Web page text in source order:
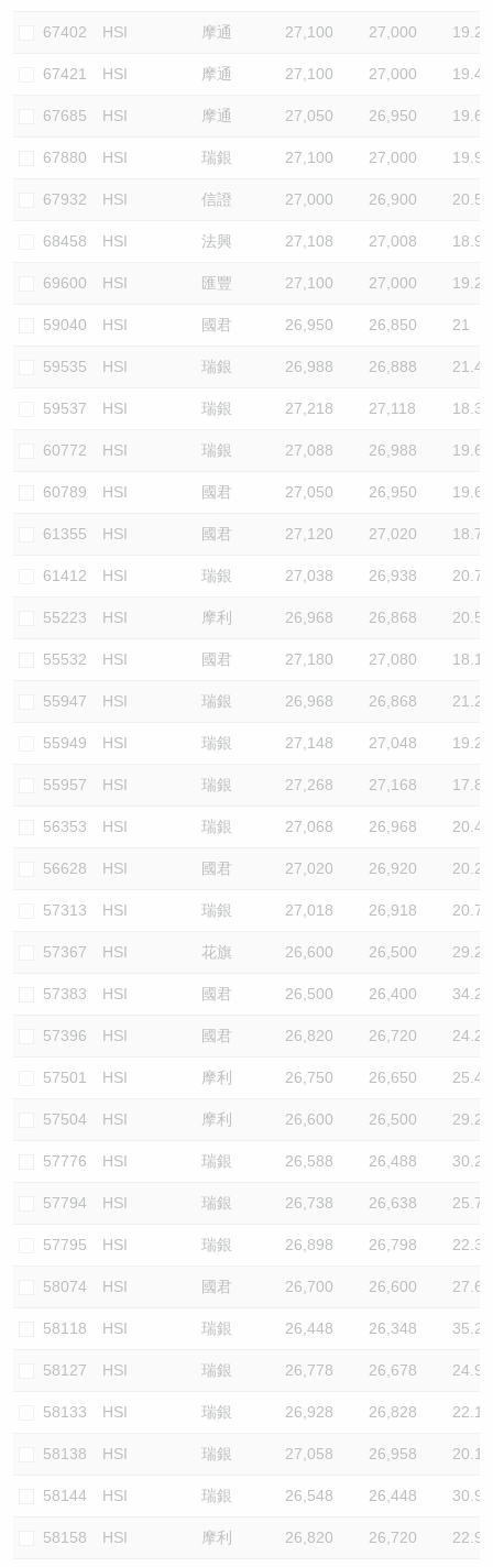
67402 HSI 摩通 27,100 27,000 19.2
67421 HSI 摩通 27,100 27,000 19.4
67685 HSI 摩通 27,050 26,950 19.6
67880 HSI 瑞銀 27,100 27,000 19.9
67932 HSI 信證 27,000 26,900 20.5
68458 HSI 法興 27,108 27,008 18.9
69600 HSI 匯豐 27,100 27,000 19.2
59040 HSI 國君 26,950 26,850 21
59535 HSI 瑞銀 26,988 26,888 21.4
59537 HSI 瑞銀 27,218 27,118 18.3
60772 HSI 瑞銀 27,088 26,988 19.6
60789 HSI 國君 27,050 26,950 19.6
61355 HSI 國君 27,120 27,020 18.7
61412 HSI 瑞銀 27,038 26,938 20.7
55223 HSI 摩利 26,968 26,868 20.5
55532 HSI 國君 27,180 27,080 18.1
55947 HSI 瑞銀 26,968 26,868 21.2
55949 HSI 瑞銀 27,148 27,048 19.2
55957 HSI 瑞銀 27,268 27,168 17.8
56353 HSI 瑞銀 27,068 26,968 20.4
56628 HSI 國君 27,020 26,920 20.2
57313 HSI 瑞銀 27,018 26,918 20.7
57367 HSI 花旗 26,600 26,500 29.2
57383 HSI 國君 26,500 26,400 34.2
57396 HSI 國君 26,820 26,720 24.2
57501 HSI 摩利 26,750 26,650 25.4
57504 HSI 摩利 26,600 26,500 29.2
57776 HSI 瑞銀 26,588 26,488 30.2
57794 HSI 瑞銀 26,738 26,638 25.7
57795 HSI 瑞銀 26,898 26,798 22.3
58074 HSI 國君 26,700 26,600 27.6
58118 HSI 瑞銀 26,448 26,348 35.2
58127 HSI 瑞銀 26,778 26,678 24.9
58133 HSI 瑞銀 26,928 26,828 22.1
58138 HSI 瑞銀 27,058 26,958 20.1
58144 HSI 瑞銀 26,548 26,448 30.9
58158 HSI 摩利 26,820 26,720 22.9